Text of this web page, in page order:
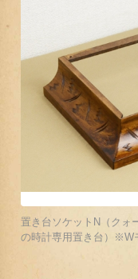
置き台ソケットN（クォ
の時計専用置き台）※W